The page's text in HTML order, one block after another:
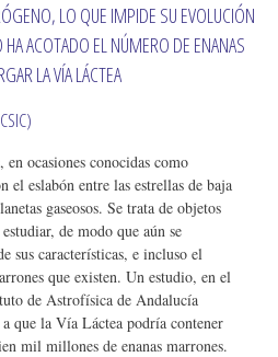
LO QUE IMPIDE SU EVOLUCIÓN
ACOTADO EL NÚMERO DE ENANAS
LA VÍA LÁCTEA
en ocasiones conocidas como
el eslabón entre las estrellas de baja
gaseosos. Se trata de objetos
de modo que aún se
sus características, e incluso el
que existen. Un estudio, en el
de Astrofísica de Andalucía
que la Vía Láctea podría contener
mil millones de enanas marrones.